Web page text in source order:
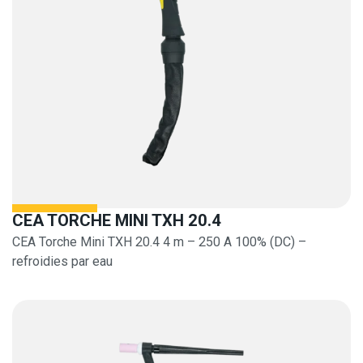
CEA TORCHE MINI TXH 20.4
CEA Torche Mini TXH 20.4 4 m – 250 A 100% (DC) –
refroidies par eau